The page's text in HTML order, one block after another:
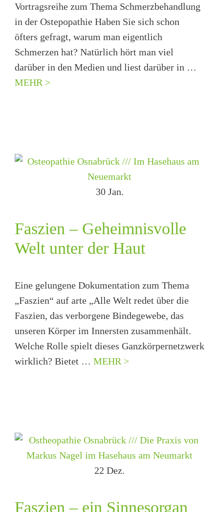
Vortragsreihe zum Thema Schmerzbehandlung
in der Ostepopathie Haben Sie sich schon
öfters gefragt, warum man eigentlich
Schmerzen hat? Natürlich hört man viel
darüber in den Medien und liest darüber in …
MEHR >
30Jan.
Faszien – Geheimnisvolle
Welt unter der Haut
Eine gelungene Dokumentation zum Thema
„Faszien“ auf arte „Alle Welt redet über die
Faszien, das verborgene Bindegewebe, das
unseren Körper im Innersten zusammenhält.
Welche Rolle spielt dieses Ganzkörpernetzwerk
wirklich? Bietet … MEHR >
22 Dez.
Faszien – ein Sinnesorgan